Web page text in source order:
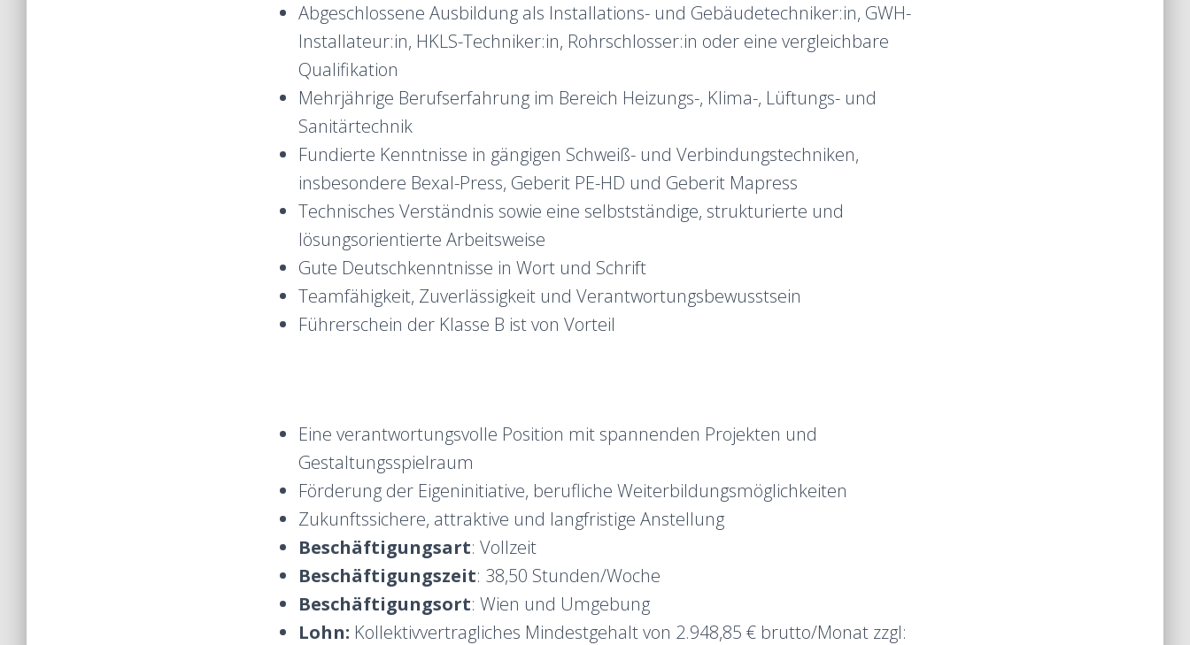
Abgeschlossene Ausbildung als Installations- und Gebäudetechniker:in, GWH-
Installateur:in, HKLS-Techniker:in, Rohrschlosser:in oder eine vergleichbare
Qualifikation
Mehrjährige Berufserfahrung im Bereich Heizungs-, Klima-, Lüftungs- und
Sanitärtechnik
Fundierte Kenntnisse in gängigen Schweiß- und Verbindungstechniken,
insbesondere Bexal-Press, Geberit PE-HD und Geberit Mapress
Technisches Verständnis sowie eine selbstständige, strukturierte und
lösungsorientierte Arbeitsweise
Gute Deutschkenntnisse in Wort und Schrift
Teamfähigkeit, Zuverlässigkeit und Verantwortungsbewusstsein
Führerschein der Klasse B ist von Vorteil
Eine verantwortungsvolle Position mit spannenden Projekten und
Gestaltungsspielraum
Förderung der Eigeninitiative, berufliche Weiterbildungsmöglichkeiten
Zukunftssichere, attraktive und langfristige Anstellung
Beschäftigungsart: Vollzeit
Beschäftigungszeit: 38,50 Stunden/Woche
Beschäftigungsort: Wien und Umgebung
Lohn: Kollektivvertragliches Mindestgehalt von 2.948,85 € brutto/Monat zzgl: